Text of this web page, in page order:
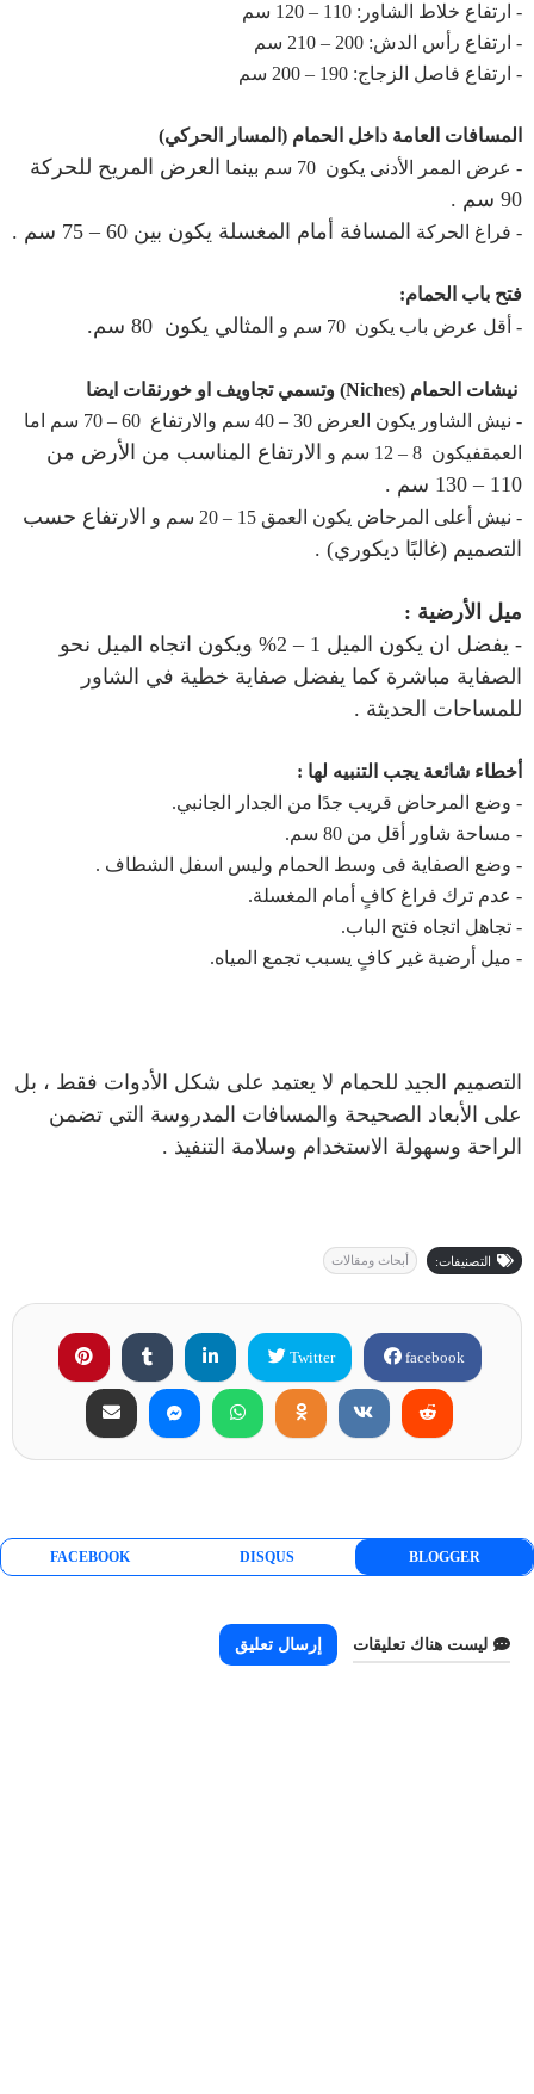
- ارتفاع خلاط الشاور: 110 – 120 سم
- ارتفاع رأس الدش: 200 – 210 سم
- ارتفاع فاصل الزجاج: 190 – 200 سم
المسافات العامة داخل الحمام (المسار الحركي)
- عرض الممر الأدنى يكون 70 سم بينما
العرض المريح للحركة
90 سم .
- فراغ الحركة المسافة أمام المغسلة يكون بين 60 – 75 سم .
فتح باب الحمام:
- أقل عرض باب يكون 70 سم و
المثالي يكون 80 سم.
نيشات الحمام (Niches) وتسمي تجاويف او خورنقات ايضا
- نيش الشاور يكون العرض 30 – 40 سم و
الارتفاع 60 – 70 سم اما
العمقفيكون 8 – 12 سم و
الارتفاع المناسب من الأرض من
110 – 130 سم .
- نيش أعلى المرحاض يكون العمق 15 – 20 سم و
الارتفاع حسب
التصميم (غالبًا ديكوري) .
ميل الأرضية :
- يفضل ان يكون الميل 1 – 2% ويكون
اتجاه الميل نحو
الصفاية مباشرة كما يفضل صفاية خطية في الشاور
للمساحات الحديثة .
أخطاء شائعة يجب التنبيه لها :
- وضع المرحاض قريب جدًا من الجدار الجانبي.
- مساحة شاور أقل من 80 سم.
- وضع الصفاية فى وسط الحمام وليس اسفل الشطاف .
- عدم ترك فراغ كافٍ أمام المغسلة.
- تجاهل اتجاه فتح الباب.
- ميل أرضية غير كافٍ يسبب تجمع المياه.
التصميم الجيد للحمام لا يعتمد على شكل الأدوات فقط ، بل
على الأبعاد الصحيحة والمسافات المدروسة التي تضمن
الراحة وسهولة الاستخدام وسلامة التنفيذ .
التصنيفات: أبحاث ومقالات
facebook
Twitter
BLOGGER
DISQUS
FACEBOOK
ليست هناك تعليقات إرسال تعليق